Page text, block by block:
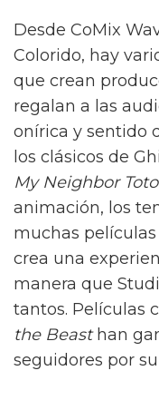
Desde CoMix
Colorido, hay
que crean
regalan a las
onírica y sentido
los clásicos de
My Neighbor
animación, los
muchas
crea una
manera que
tantos. Películas
the Beasthan
seguidores por